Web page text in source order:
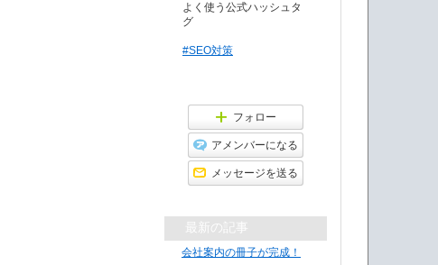
よく使う公式ハッシュタ
グ
#SEO対策
フォロー
アメンバーになる
メッセージを送る
最新の記事
会社案内の冊子が完成！